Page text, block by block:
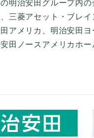
明治安田グループ内
三菱アセット・ブレ
アメリカ、明治安田
田ノースアメリカホー